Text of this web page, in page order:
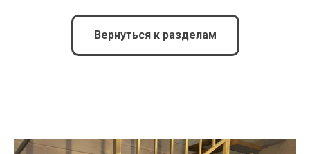
Вернуться к разделам